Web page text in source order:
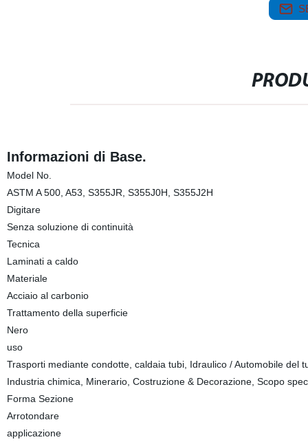
Informazioni di Base.
Model No.
ASTM A 500, A53, S355JR, S355J0H, S355J2H
Digitare
Senza soluzione di continuità
Tecnica
Laminati a caldo
Materiale
Acciaio al carbonio
Trattamento della superficie
Nero
uso
Trasporti mediante condotte, caldaia tubi, Idraulico / Automobile del
Industria chimica, Minerario, Costruzione & Decorazione, Scopo
Forma Sezione
Arrotondare
applicazione